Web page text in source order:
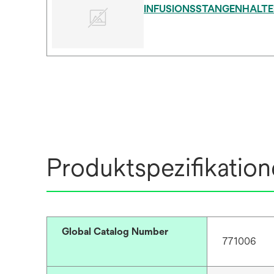
Global Catalog Number
771006